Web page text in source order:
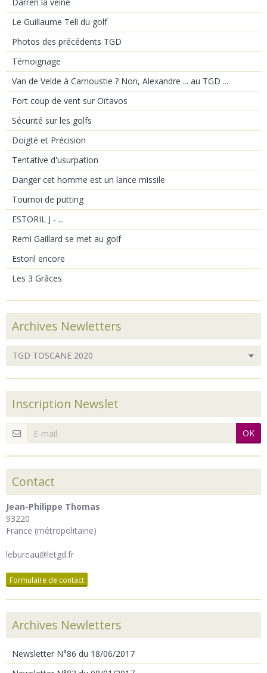
Le Guillaume Tell du golf
Photos des précédents TGD
Témoignage
Van de Velde à Carnoustie ? Non, Alexandre ... au TGD ...
Fort coup de vent sur Oïtavos
Sécurité sur les golfs
Doigté et Précision
Tentative d'usurpation
Danger cet homme est un lance missile
Tournoi de putting
ESTORIL J - ...
Remi Gaillard se met au golf
Estoril encore
Les 3 Grâces
Archives Newletters
Inscription Newslet
OK
Contact
Jean-Philippe Thomas
93220
France (métropolitaine)
lebureau@letgd.fr
Formulaire de contact
Archives Newletters
Newsletter N°86 du 18/06/2017